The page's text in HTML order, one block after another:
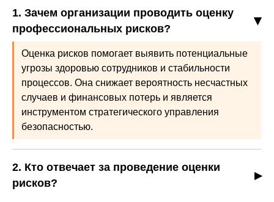
1. Зачем организации проводить оценку
профессиональных рисков?
Оценка рисков помогает выявить потенциальные
угрозы здоровью сотрудников и стабильности
процессов. Она снижает вероятность несчастных
случаев и финансовых потерь и является
инструментом стратегического управления
безопасностью.
2. Кто отвечает за проведение оценки
рисков?